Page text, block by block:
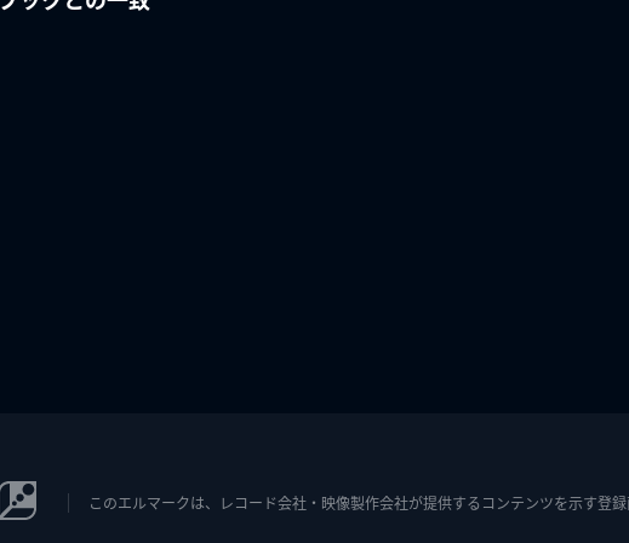
このエルマークは、レコード会社・映像製作会社が提供するコンテンツを示す登